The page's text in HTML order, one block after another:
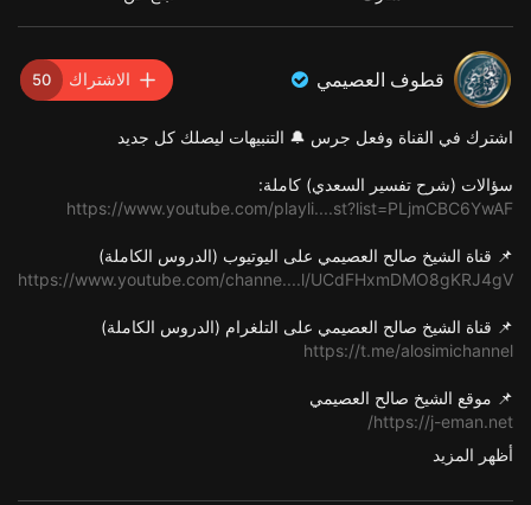
قطوف العصيمي الاشتراك 50
اشترك في القناة وفعل جرس 🔔 التنبيهات ليصلك كل جديد
سؤالات (شرح تفسير السعدي) كاملة:
https://www.youtube.com/playli....st?list=PLjmCBC6YwAF
📌 قناة الشيخ صالح العصيمي على اليوتيوب (الدروس الكاملة)
https://www.youtube.com/channe....l/UCdFHxmDMO8gKRJ4gV
📌 قناة الشيخ صالح العصيمي على التلغرام (الدروس الكاملة)
https://t.me/alosimichannel
📌 موقع الشيخ صالح العصيمي
https://j-eman.net/
📌 حساب الشيخ صالح العصيمي على تويتر
أظهر المزيد